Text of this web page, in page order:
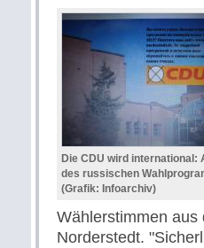
Die CDU wird international:
des russischen
(Grafik: Infoarchiv)
Wählerstimmen
Norderstedt.